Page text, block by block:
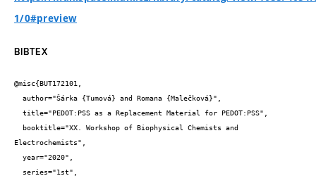
1/0#preview
BIBTEX
@misc{BUT172101,
Electrochemists",